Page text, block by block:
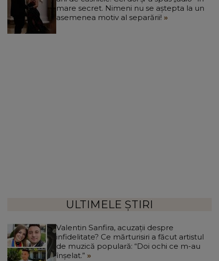
mare secret. Nimeni nu se aștepta la un
asemenea motiv al separării!
ULTIMELE ȘTIRI
Valentin Sanfira, acuzații despre
infidelitate? Ce mărturisiri a făcut artistul
de muzică populară: “Doi ochi ce m-au
înșelat.”